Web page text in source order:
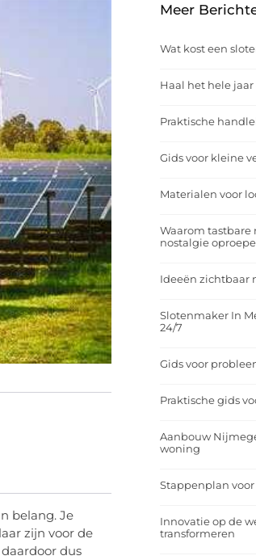
belang. Je
zijn voor de
dus
Meer
Wat kost een
Haal het hele
Praktische
Gids voor kleine
Materialen voor
Waarom
nostalgie
Ideeën zichtbaar
Slotenmaker In
24/7
Gids voor
Praktische gids
Aanbouw
woning
Stappenplan
Innovatie op de
transformeren